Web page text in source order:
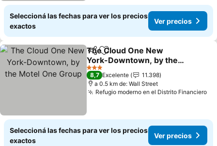
Seleccioná las fechas para ver los precios
exactos
Ver precios
Compartir
Añadir a favoritos
The Cloud One New
York-Downtown, by the
Motel One Group
Ver precios
3 Estrellas
8,7 Excelente
11.398
a 0.5 km de: Wall Street
Refugio moderno en el Distrito Financiero
Seleccioná las fechas para ver los precios
exactos
Ver precios